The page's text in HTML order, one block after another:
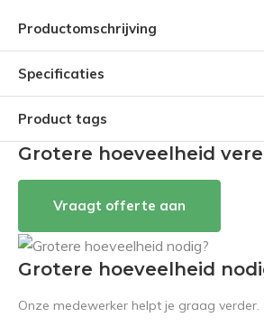
Productomschrijving
Specificaties
Product tags
Grotere hoeveelheid
Vraagt offerte aan
Grotere hoeveelheid
Onze medewerker helpt je graag verder.